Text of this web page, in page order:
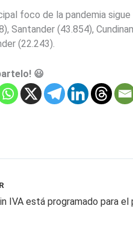
foco de la pandemia
Santander (43.854),
(22.243).
😃